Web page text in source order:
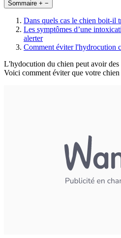
Sommaire + −
Dans quels cas le chien boit-il
Les symptômes d’une
alerter
Comment éviter l'hydrocution
L'hydocution du chien peut avoir des
Voici comment éviter que votre